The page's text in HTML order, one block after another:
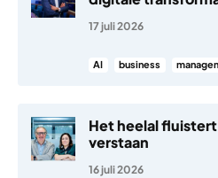
17 juli 2026
AI business
Het heelal
verstaan
16 juli 2026